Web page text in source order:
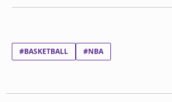
beINSPIRED
Cookies
Protection des données
#BASKETBALL #NBA